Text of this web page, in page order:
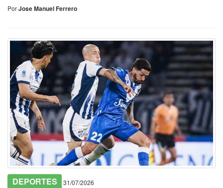
PorJose Manuel Ferrero
DEPORTES 31/07/2026